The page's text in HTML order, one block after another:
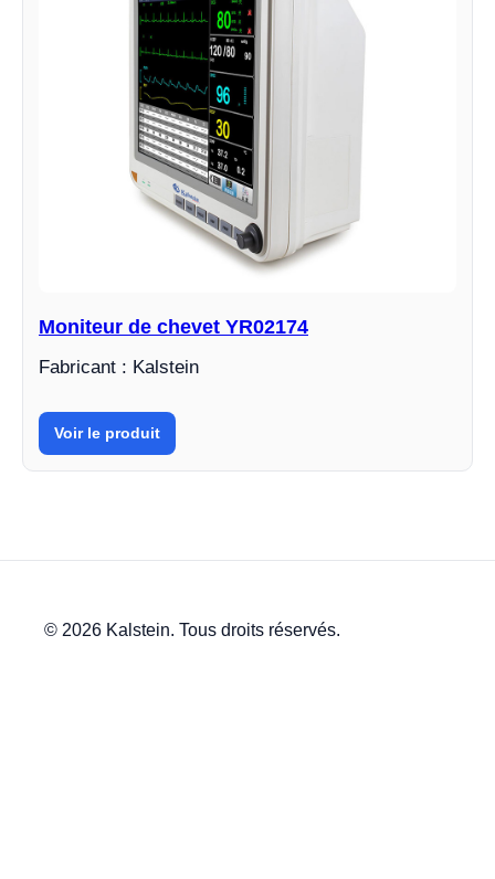
Moniteur de chevet YR02174
Fabricant : Kalstein
Voir le produit
© 2026 Kalstein. Tous droits réservés.